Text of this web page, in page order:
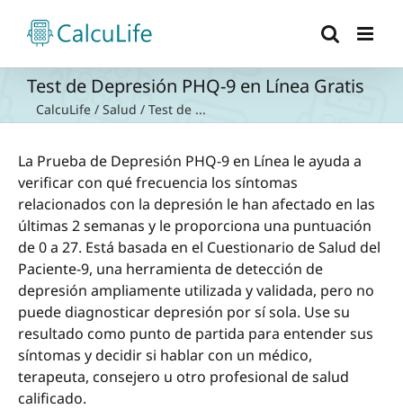
contenido
Test de Depresión PHQ-9 en Línea Gratis
CalcuLife / Salud / Test de ...
La Prueba de Depresión PHQ-9 en Línea le ayuda a
verificar con qué frecuencia los síntomas
relacionados con la depresión le han afectado en las
últimas 2 semanas y le proporciona una puntuación
de 0 a 27. Está basada en el Cuestionario de Salud del
Paciente-9, una herramienta de detección de
depresión ampliamente utilizada y validada, pero no
puede diagnosticar depresión por sí sola. Use su
resultado como punto de partida para entender sus
síntomas y decidir si hablar con un médico,
terapeuta, consejero u otro profesional de salud
calificado.